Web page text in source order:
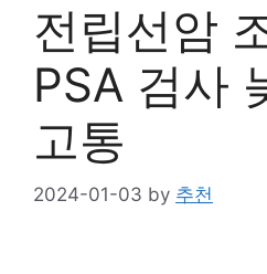
전립선암
PSA 검사
고통
2024-01-03 by 추천